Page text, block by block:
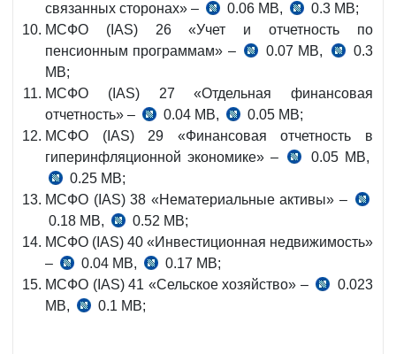
связанных сторонах» –
0.06 MB,
0.3 MB;
МСФО (IAS) 26 «Учет и отчетность по
пенсионным программам» –
0.07 MB,
0.3
MB;
МСФО (IAS) 27 «Отдельная финансовая
отчетность» –
0.04 MB,
0.05 MB;
МСФО (IAS) 29 «Финансовая отчетность в
гиперинфляционной экономике» –
0.05 MB,
0.25 MB;
МСФО (IAS) 38 «Нематериальные активы» –
0.18 MB,
0.52 MB;
МСФО (IAS) 40 «Инвестиционная недвижимость»
–
0.04 MB,
0.17 MB;
МСФО (IAS) 41 «Сельское хозяйство» –
0.023
MB,
0.1 MB;